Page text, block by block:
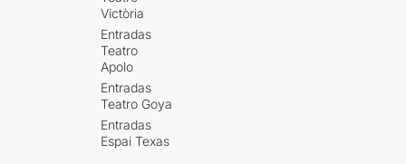
Victòria
Entradas
Teatro
Apolo
Entradas
Teatro Goya
Entradas
Espai Texas